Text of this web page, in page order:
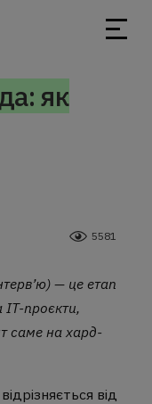
як
5581
— це етап
IT-проєкти,
саме на хард-
від